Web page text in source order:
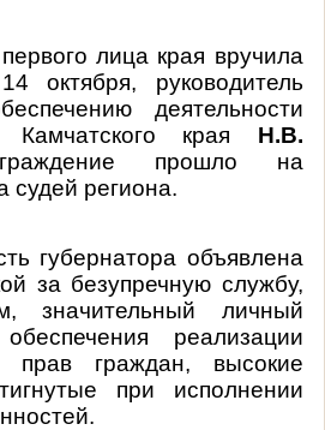
лица края вручила
октября, руководитель
деятельности
Камчатского края Н.В.
прошло на
судей региона.
губернатора объявлена
за безупречную службу,
значительный личный
реализации
прав граждан, высокие
при исполнении